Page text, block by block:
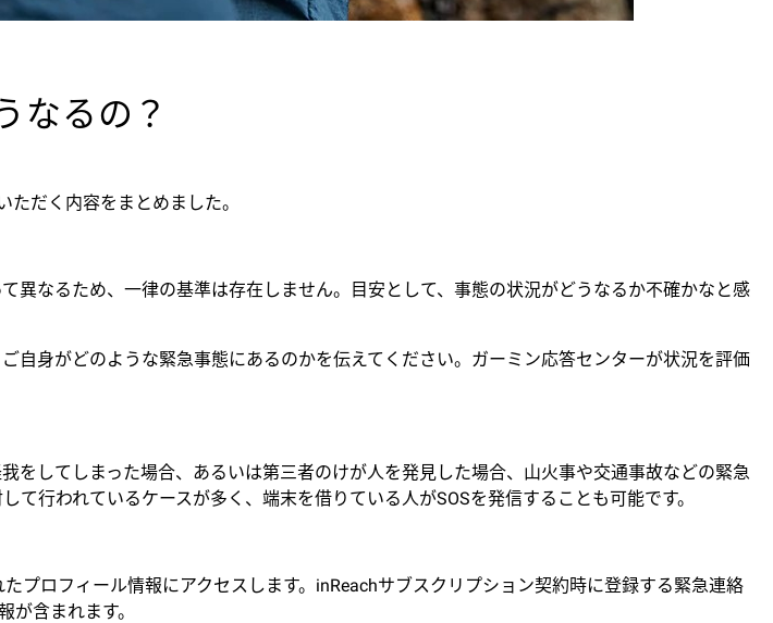
なるの？
だく内容をまとめました。
異なるため、一律の基準は存在しません。目安として、事態の状況がどうなるか不確かなと感
自身がどのような緊急事態にあるのかを伝えてください。ガーミン応答センターが状況を評価
をしてしまった場合、あるいは第三者のけが人を発見した場合、山火事や交通事故などの緊急
行われているケースが多く、端末を借りている人がSOSを発信することも可能です。
プロフィール情報にアクセスします。inReachサブスクリプション契約時に登録する緊急連絡
含まれます。